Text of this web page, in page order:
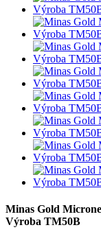
Minas Gold
Výroba TM50B